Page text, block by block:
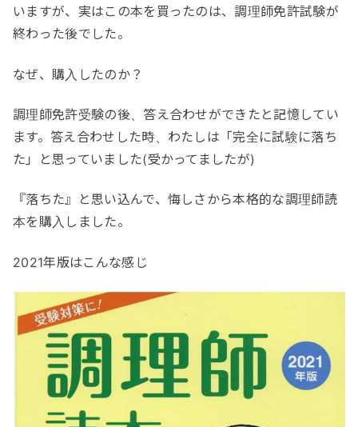
いますが、実はこの本を買ったのは、調理師免許試験が
終わった後でした。
なぜ、購入したのか？
調理師免許受験の後、答え合わせができたと記憶してい
ます。答え合わせした時、わたしは「完全に試験に落ち
た」と思っていました(受かってましたが)
『落ちた』と思い込んで、悔しさから本格的な調理師読
本を購入しました。
2021年版はこんな感じ